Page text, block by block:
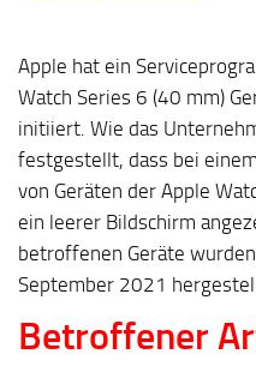
Apple hat ein
Watch Series 6 (40 mm)
initiiert. Wie das
festgestellt, dass bei
von Geräten der Apple
ein leerer Bildschirm
betroffenen Geräte
September 2021
Betroffener